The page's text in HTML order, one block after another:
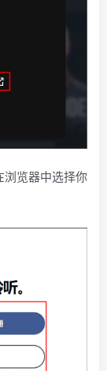
浏览器中选择你